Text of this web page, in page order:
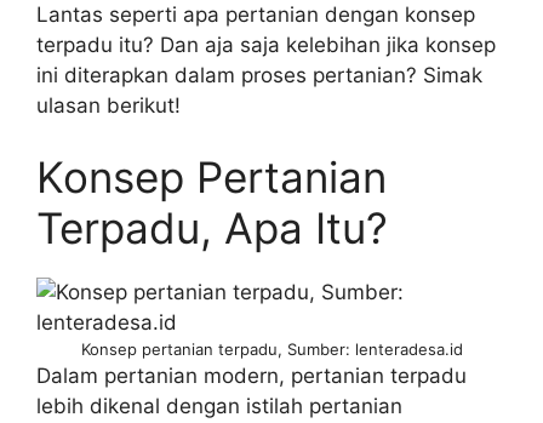
Lantas seperti apa pertanian dengan konsep
terpadu itu? Dan aja saja kelebihan jika konsep
ini diterapkan dalam proses pertanian? Simak
ulasan berikut!
Konsep Pertanian
Terpadu, Apa Itu?
Konsep pertanian terpadu, Sumber: lenteradesa.id
Dalam pertanian modern, pertanian terpadu
lebih dikenal dengan istilah pertanian